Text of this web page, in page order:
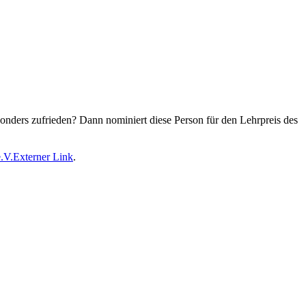
zufrieden? Dann nominiert diese Person für den Lehrpreis des
Externer Link.